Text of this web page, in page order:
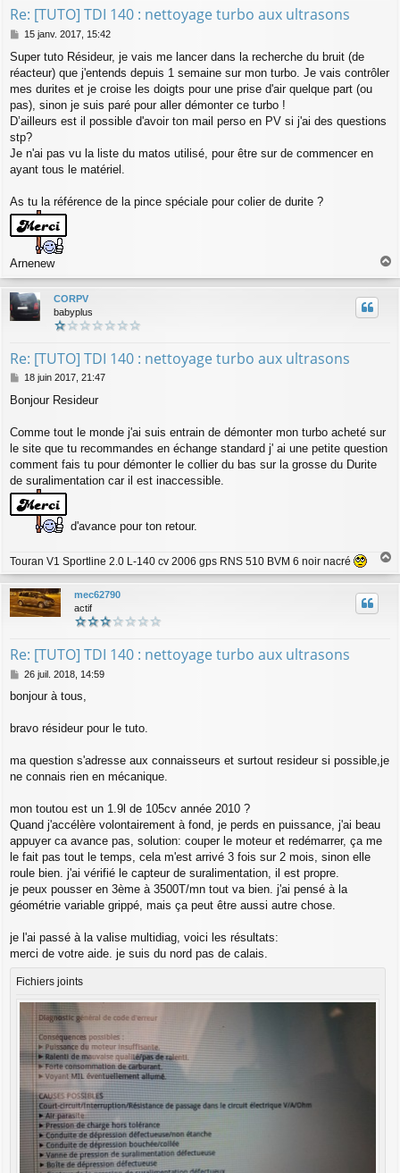
Re: [TUTO] TDI 140 : nettoyage turbo aux ultrasons
M
s
s
a
15 janv. 2017, 15:42
Super tuto Résideur, je vais me lancer dans la recherche du bruit (de
réacteur) que j'entends depuis 1 semaine sur mon turbo. Je vais contrôler
mes durites et je croise les doigts pour une prise d'air quelque part (ou
pas), sinon je suis paré pour aller démonter ce turbo !
D’ailleurs est il possible d'avoir ton mail perso en PV si j'ai des questions
stp?
Je n'ai pas vu la liste du matos utilisé, pour être sur de commencer en
ayant tous le matériel.
As tu la référence de la pince spéciale pour colier de durite ?
Arnenew
u
CORPV
babyplus
Re: [TUTO] TDI 140 : nettoyage turbo aux ultrasons
M
s
a
18 juin 2017, 21:47
Bonjour Resideur
Comme tout le monde j'ai suis entrain de démonter mon turbo acheté sur
le site que tu recommandes en échange standard j' ai une petite question
comment fais tu pour démonter le collier du bas sur la grosse du Durite
de suralimentation car il est inaccessible.
d'avance pour ton retour.
Touran V1 Sportline 2.0 L-140 cv 2006 gps RNS 510 BVM 6 noir nacré
a
u
mec62790
actif
Re: [TUTO] TDI 140 : nettoyage turbo aux ultrasons
M
s
a
26 juil. 2018, 14:59
bonjour à tous,
bravo résideur pour le tuto.
ma question s'adresse aux connaisseurs et surtout resideur si possible,je
ne connais rien en mécanique.
mon toutou est un 1.9l de 105cv année 2010 ?
Quand j'accélère volontairement à fond, je perds en puissance, j'ai beau
appuyer ca avance pas, solution: couper le moteur et redémarrer, ça me
le fait pas tout le temps, cela m'est arrivé 3 fois sur 2 mois, sinon elle
roule bien. j'ai vérifié le capteur de suralimentation, il est propre.
je peux pousser en 3ème à 3500T/mn tout va bien. j'ai pensé à la
géométrie variable grippé, mais ça peut être aussi autre chose.
je l'ai passé à la valise multidiag, voici les résultats:
merci de votre aide. je suis du nord pas de calais.
Fichiers joints